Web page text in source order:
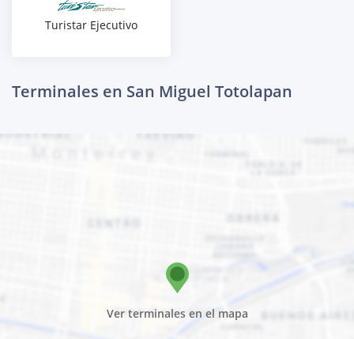
Turistar Ejecutivo
Terminales en San Miguel Totolapan
Ver terminales en el mapa